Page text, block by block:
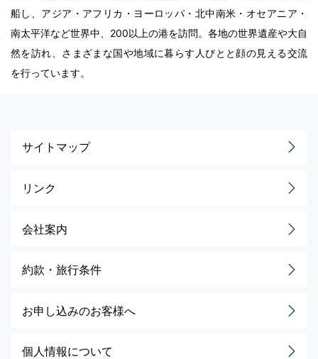
船し、アジア・アフリカ・ヨーロッパ・北中南米・オセアニア・
南太平洋など世界中、200以上の港を訪問。各地の世界遺産や大自
然を訪れ、さまざまな国や地域に暮らす人びとと顔の見える交流
を行っています。
サイトマップ
リンク
会社案内
約款・旅行条件
お申し込みのお客様へ
個人情報について